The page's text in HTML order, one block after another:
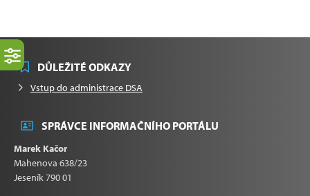
DŮLEŽITÉ ODKAZY
Vstup do administrace DSA
SPRÁVCE INFORMAČNÍHO PORTÁLU
Marek Kačor
Mahenova 638/23
Jeseník 790 01